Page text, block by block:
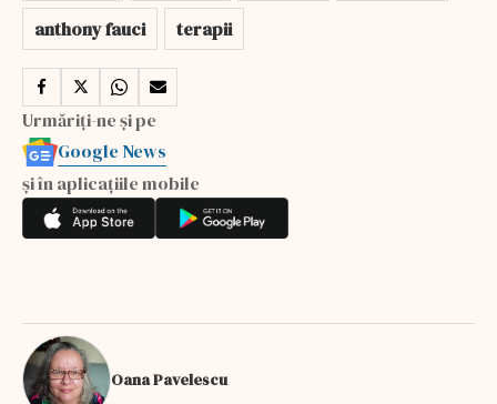
anthony fauci
terapii
Urmăriți-ne și pe
Google News
și în aplicațiile mobile
Oana Pavelescu